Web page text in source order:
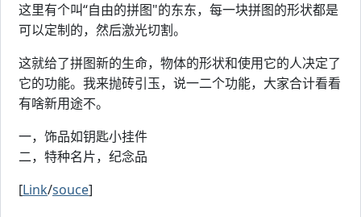
这里有个叫“自由的拼图"的东东，每一块拼图的形状都是
可以定制的，然后激光切割。
这就给了拼图新的生命，物体的形状和使用它的人决定了
它的功能。我来抛砖引玉，说一二个功能，大家合计看看
有啥新用途不。
一，饰品如钥匙小挂件
二，特种名片，纪念品
[Link/souce]